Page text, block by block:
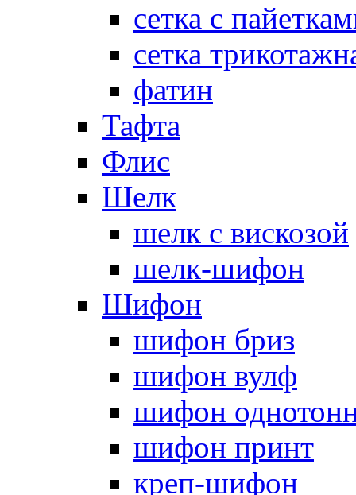
сетка с
сетка
фатин
Тафта
Флис
Шелк
шелк с вискозой
шелк-шифон
Шифон
шифон бриз
шифон вулф
шифон
шифон принт
креп-шифон